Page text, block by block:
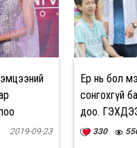
2019-09-23
Ер нь бол
сонгохгүй
доо.
330